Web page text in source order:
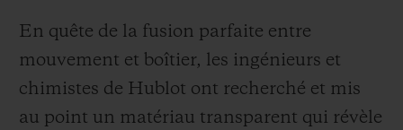
En quête de la fusion parfaite entre
mouvement et boîtier, les ingénieurs et
chimistes de Hublot ont recherché et mis
au point un matériau transparent qui révèle